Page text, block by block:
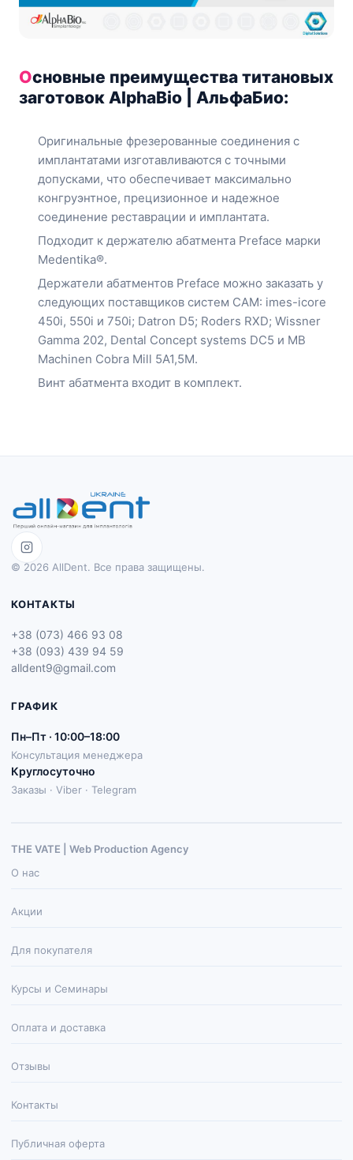
Основные преимущества титановых
заготовок AlphaBio | АльфаБио:
Оригинальные фрезерованные соединения с
имплантатами изготавливаются с точными
допусками, что обеспечивает максимально
конгруэнтное, прецизионное и надежное
соединение реставрации и имплантата.
Подходит к держателю абатмента Preface марки
Medentika®.
Держатели абатментов Preface можно заказать у
следующих поставщиков систем CAM: imes-icore
450i, 550i и 750i; Datron D5; Roders RXD; Wissner
Gamma 202, Dental Concept systems DC5 и MB
Machinen Cobra Mill 5A1,5M.
Винт абатмента входит в комплект.
© 2026 AllDent. Все права защищены.
КОНТАКТЫ
+38 (073) 466 93 08
+38 (093) 439 94 59
alldent9@gmail.com
ГРАФИК
Пн–Пт · 10:00–18:00
Консультация менеджера
Круглосуточно
Заказы · Viber · Telegram
THE VATE | Web Production Agenсy
О нас
Акции
Для покупателя
Курсы и Семинары
Оплата и доставка
Отзывы
Контакты
Публичная оферта